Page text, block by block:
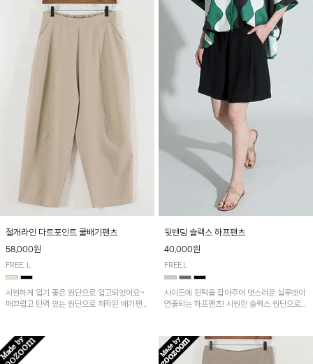
절개라인 다트포인트 쿨배기팬츠
58,000원
FREE, L
시원하게 입기 좋은 원단으로 입고되었어요~
매끄럽고 탄력 있는 원단으로 제작된 배기팬츠
뒷밴딩 슬랙스 하프팬츠
40,000원
FREE,L
사이드에 핀턱을 잡아주어 멋스러운 실루엣이
연출되는 하프팬츠! 시원한 슬랙스 원단으로